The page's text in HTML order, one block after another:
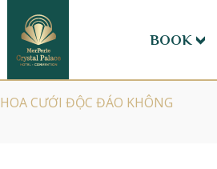
BOOK
HOA CƯỚI ĐỘC ĐÁO KHÔNG